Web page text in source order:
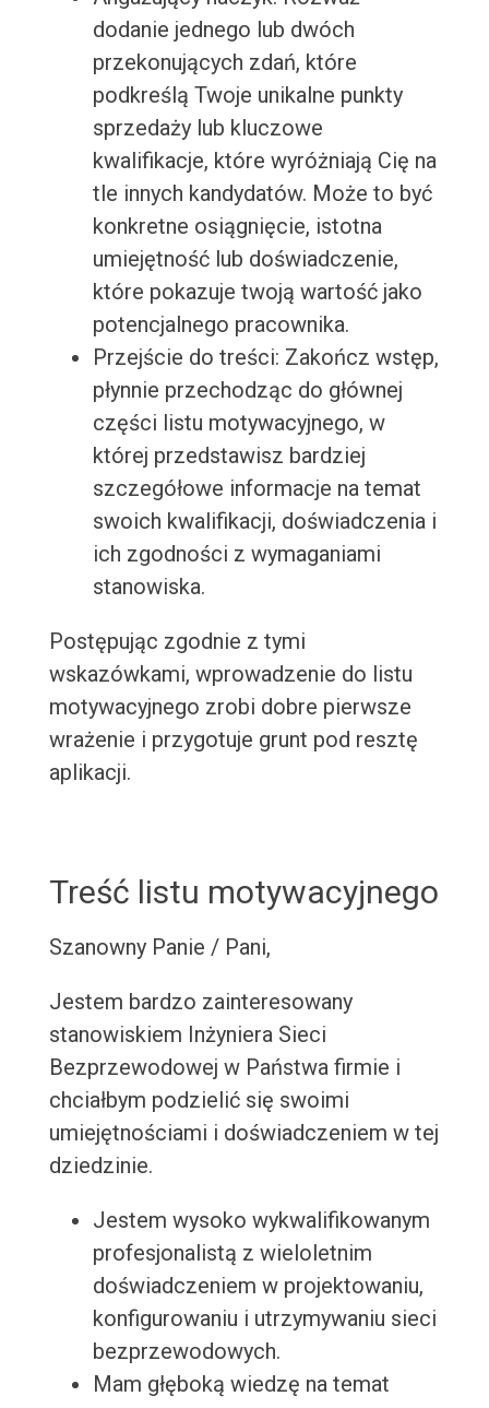
dodanie jednego lub dwóch
przekonujących zdań, które
podkreślą Twoje unikalne punkty
sprzedaży lub kluczowe
kwalifikacje, które wyróżniają Cię na
tle innych kandydatów. Może to być
konkretne osiągnięcie, istotna
umiejętność lub doświadczenie,
które pokazuje twoją wartość jako
potencjalnego pracownika.
Przejście do treści: Zakończ wstęp,
płynnie przechodząc do głównej
części listu motywacyjnego, w
której przedstawisz bardziej
szczegółowe informacje na temat
swoich kwalifikacji, doświadczenia i
ich zgodności z wymaganiami
stanowiska.
Postępując zgodnie z tymi
wskazówkami, wprowadzenie do listu
motywacyjnego zrobi dobre pierwsze
wrażenie i przygotuje grunt pod resztę
aplikacji.
Treść listu motywacyjnego
Szanowny Panie / Pani,
Jestem bardzo zainteresowany
stanowiskiem Inżyniera Sieci
Bezprzewodowej w Państwa firmie i
chciałbym podzielić się swoimi
umiejętnościami i doświadczeniem w tej
dziedzinie.
Jestem wysoko wykwalifikowanym
profesjonalistą z wieloletnim
doświadczeniem w projektowaniu,
konfigurowaniu i utrzymywaniu sieci
bezprzewodowych.
Mam głęboką wiedzę na temat